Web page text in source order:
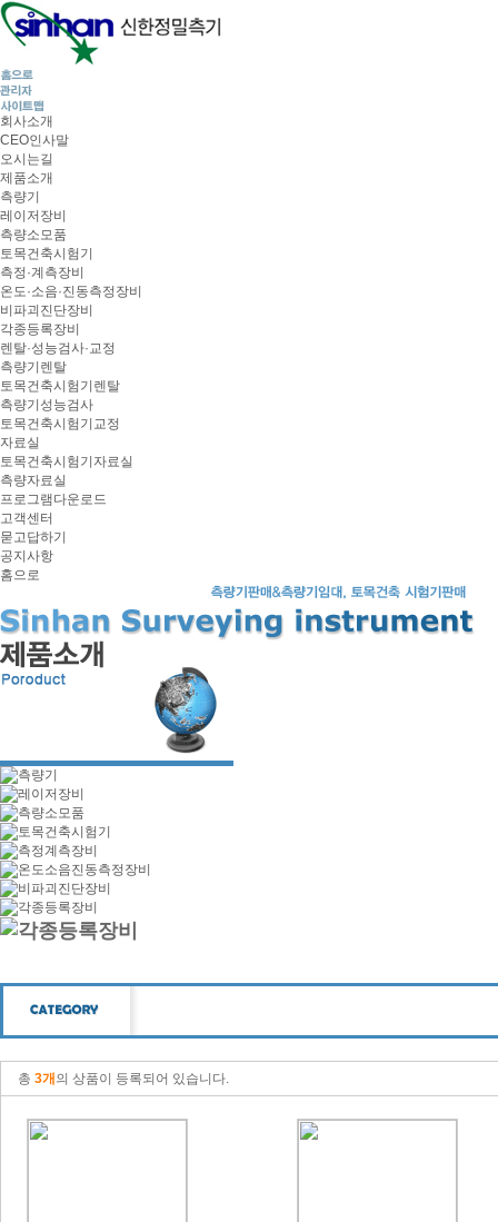
회사소개
CEO인사말
오시는길
제품소개
측량기
레이저장비
측량소모품
토목건축시험기
측정·계측장비
온도·소음·진동측정장비
비파괴진단장비
각종등록장비
렌탈·성능검사·교정
측량기렌탈
토목건축시험기렌탈
측량기성능검사
토목건축시험기교정
자료실
토목건축시험기자료실
측량자료실
프로그램다운로드
고객센터
묻고답하기
공지사항
홈으로
총 3개 의 상품이 등록되어 있습니다.